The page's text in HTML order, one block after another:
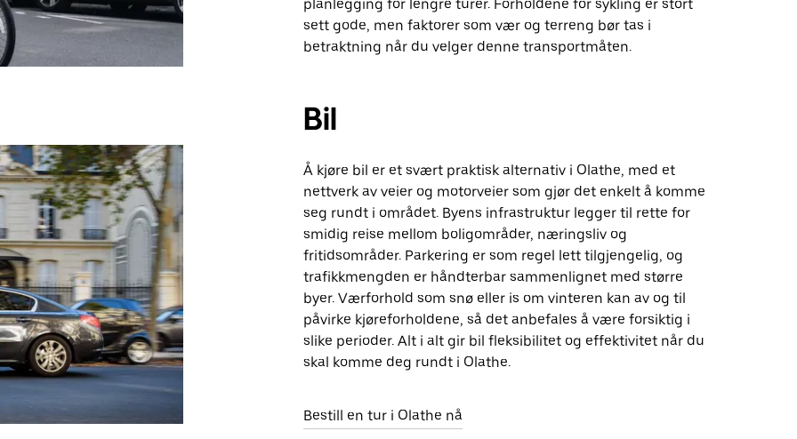
planlegging for lengre turer. Forholdene for sykling er stort
sett gode, men faktorer som vær og terreng bør tas i
betraktning når du velger denne transportmåten.
Bil
Å kjøre bil er et svært praktisk alternativ i Olathe, med et
nettverk av veier og motorveier som gjør det enkelt å komme
seg rundt i området. Byens infrastruktur legger til rette for
smidig reise mellom boligområder, næringsliv og
fritidsområder. Parkering er som regel lett tilgjengelig, og
trafikkmengden er håndterbar sammenlignet med større
byer. Værforhold som snø eller is om vinteren kan av og til
påvirke kjøreforholdene, så det anbefales å være forsiktig i
slike perioder. Alt i alt gir bil fleksibilitet og effektivitet når du
skal komme deg rundt i Olathe.
Bestill en tur i Olathe nå